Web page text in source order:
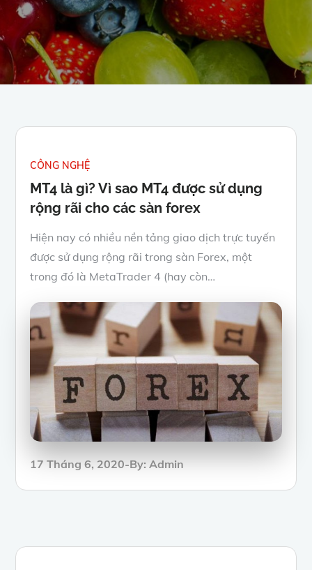
CÔNG NGHỆ
MT4 là gì? Vì sao MT4 được sử dụng
rộng rãi cho các sàn forex
Hiện nay có nhiều nền tảng giao dịch trực tuyến
được sử dụng rộng rãi trong sàn Forex, một
trong đó là MetaTrader 4 (hay còn…
Posted
17 Tháng 6, 2020 By:Admin